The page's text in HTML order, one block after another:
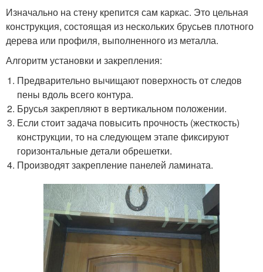
Изначально на стену крепится сам каркас. Это цельная
конструкция, состоящая из нескольких брусьев плотного
дерева или профиля, выполненного из металла.
Алгоритм установки и закрепления:
Предварительно вычищают поверхность от следов
пены вдоль всего контура.
Брусья закрепляют в вертикальном положении.
Если стоит задача повысить прочность (жесткость)
конструкции, то на следующем этапе фиксируют
горизонтальные детали обрешетки.
Производят закрепление панелей ламината.